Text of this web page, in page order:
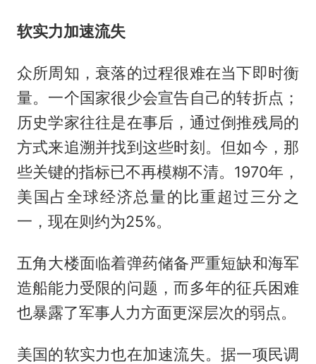
软实力加速流失
众所周知，衰落的过程很难在当下即时衡
量。一个国家很少会宣告自己的转折点；
历史学家往往是在事后，通过倒推残局的
方式来追溯并找到这些时刻。但如今，那
些关键的指标已不再模糊不清。1970年，
美国占全球经济总量的比重超过三分之
一，现在则约为25%。
五角大楼面临着弹药储备严重短缺和海军
造船能力受限的问题，而多年的征兵困难
也暴露了军事人力方面更深层次的弱点。
美国的软实力也在加速流失。据一项民调